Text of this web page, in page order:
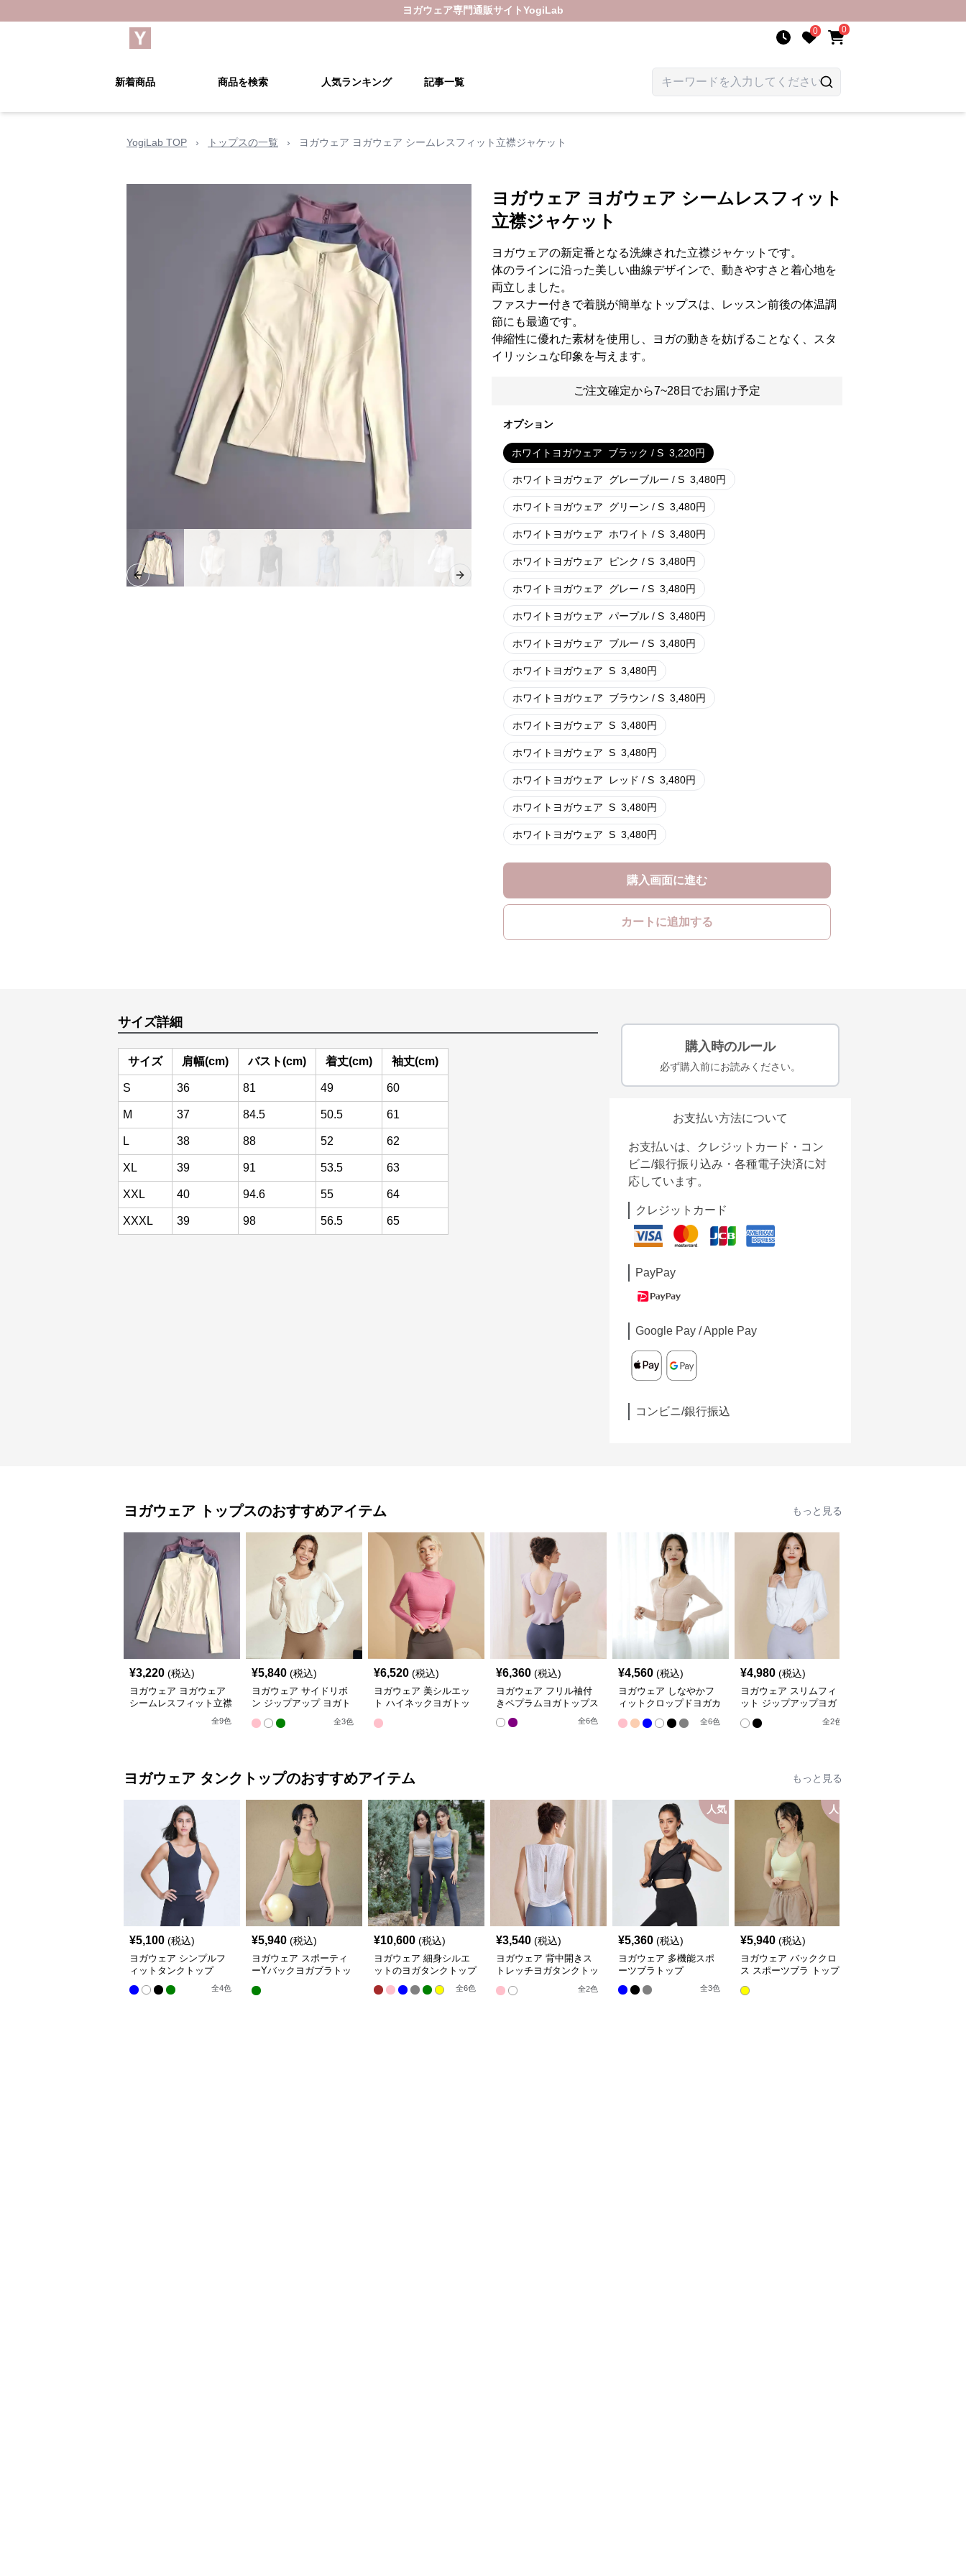
ヨガウェア専門通販サイトYogiLab
0 0
新着商品 商品を検索 人気ランキング 記事一覧
YogiLab TOP › トップスの一覧 › ヨガウェア ヨガウェア シームレスフィット立襟ジャケット
Previous slide Next slide
ヨガウェア ヨガウェア シームレスフィット
立襟ジャケット
ヨガウェアの新定番となる洗練された立襟ジャケットです。
体のラインに沿った美しい曲線デザインで、動きやすさと着心地を
両立しました。
ファスナー付きで着脱が簡単なトップスは、レッスン前後の体温調
節にも最適です。
伸縮性に優れた素材を使用し、ヨガの動きを妨げることなく、スタ
イリッシュな印象を与えます。
ご注文確定から7~28日でお届け予定
オプション
ホワイトヨガウェア ブラック / S 3,220円
ホワイトヨガウェア グレーブルー / S 3,480円
ホワイトヨガウェア グリーン / S 3,480円
ホワイトヨガウェア ホワイト / S 3,480円
ホワイトヨガウェア ピンク / S 3,480円
ホワイトヨガウェア グレー / S 3,480円
ホワイトヨガウェア パープル / S 3,480円
ホワイトヨガウェア ブルー / S 3,480円
ホワイトヨガウェア S 3,480円
ホワイトヨガウェア ブラウン / S 3,480円
ホワイトヨガウェア S 3,480円
ホワイトヨガウェア S 3,480円
ホワイトヨガウェア レッド / S 3,480円
ホワイトヨガウェア S 3,480円
ホワイトヨガウェア S 3,480円
購入画面に進む
カートに追加する
サイズ詳細
サイズ 肩幅(cm) バスト(cm) 着丈(cm) 袖丈(cm)
S 36 81 49 60
M 37 84.5 50.5 61
L 38 88 52 62
XL 39 91 53.5 63
XXL 40 94.6 55 64
XXXL 39 98 56.5 65
購入時のルール
必ず購入前にお読みください。
お支払い方法について
お支払いは、クレジットカード・コン
ビニ/銀行振り込み・各種電子決済に対
応しています。
クレジットカード
PayPay
Google Pay / Apple Pay
コンビニ/銀行振込
ヨガウェア トップスのおすすめアイテム もっと見る
¥3,220 (税込)
ヨガウェア ヨガウェア
シームレスフィット立襟
全9色
¥5,840 (税込)
ヨガウェア サイドリボ
ン ジップアップ ヨガト
全3色
¥6,520 (税込)
ヨガウェア 美シルエッ
ト ハイネックヨガトッ
¥6,360 (税込)
ヨガウェア フリル袖付
きペプラムヨガトップス
全6色
¥4,560 (税込)
ヨガウェア しなやかフ
ィットクロップドヨガカ
全6色
¥4,980 (税込)
ヨガウェア スリムフィ
ット ジップアップヨガ
全2色
ヨガウェア タンクトップのおすすめアイテム もっと見る
¥5,100 (税込)
ヨガウェア シンプルフ
ィットタンクトップ
全4色
¥5,940 (税込)
ヨガウェア スポーティ
ーYバックヨガブラトッ
¥10,600 (税込)
ヨガウェア 細身シルエ
ットのヨガタンクトップ
全6色
¥3,540 (税込)
ヨガウェア 背中開きス
トレッチヨガタンクトッ
全2色
人気
¥5,360 (税込)
ヨガウェア 多機能スポ
ーツブラトップ
全3色
人気
¥5,940 (税込)
ヨガウェア バッククロ
ス スポーツブラ トップ